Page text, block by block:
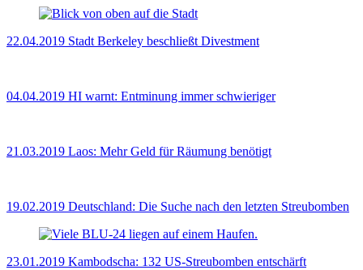
22.04.2019 Stadt Berkeley beschließt Divestment
04.04.2019 HI warnt: Entminung immer schwieriger
21.03.2019 Laos: Mehr Geld für Räumung benötigt
19.02.2019 Deutschland: Die Suche nach den letzten Streubomben
23.01.2019 Kambodscha: 132 US-Streubomben entschärft